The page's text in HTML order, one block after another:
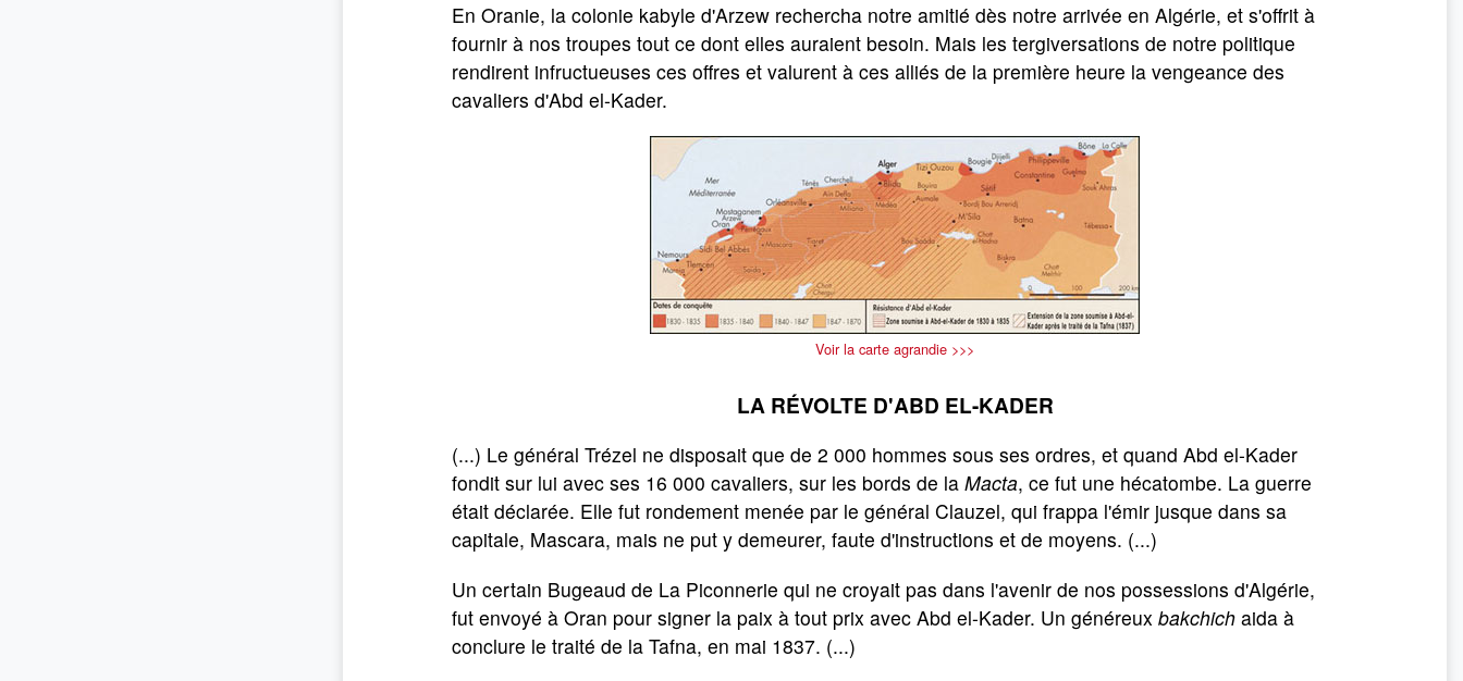
En Oranie, la colonie kabyle d'Arzew rechercha notre amitié dès notre arrivée en Algérie, et s'offrit à
fournir à nos troupes tout ce dont elles auraient besoin. Mais les tergiversations de notre politique
rendirent infructueuses ces offres et valurent à ces alliés de la première heure la vengeance des
cavaliers d'Abd el-Kader.
Voir la carte agrandie >>>
LA RÉVOLTE D'ABD EL-KADER
(...) Le général Trézel ne disposait que de 2 000 hommes sous ses ordres, et quand Abd el-Kader
fondit sur lui avec ses 16 000 cavaliers, sur les bords de la Macta, ce fut une hécatombe. La guerre
était déclarée. Elle fut rondement menée par le général Clauzel, qui frappa l'émir jusque dans sa
capitale, Mascara, mais ne put y demeurer, faute d'instructions et de moyens. (...)
Un certain Bugeaud de La Piconnerie qui ne croyait pas dans l'avenir de nos possessions d'Algérie,
fut envoyé à Oran pour signer la paix à tout prix avec Abd el-Kader. Un généreux bakchich aida à
conclure le traité de la Tafna, en mai 1837. (...)